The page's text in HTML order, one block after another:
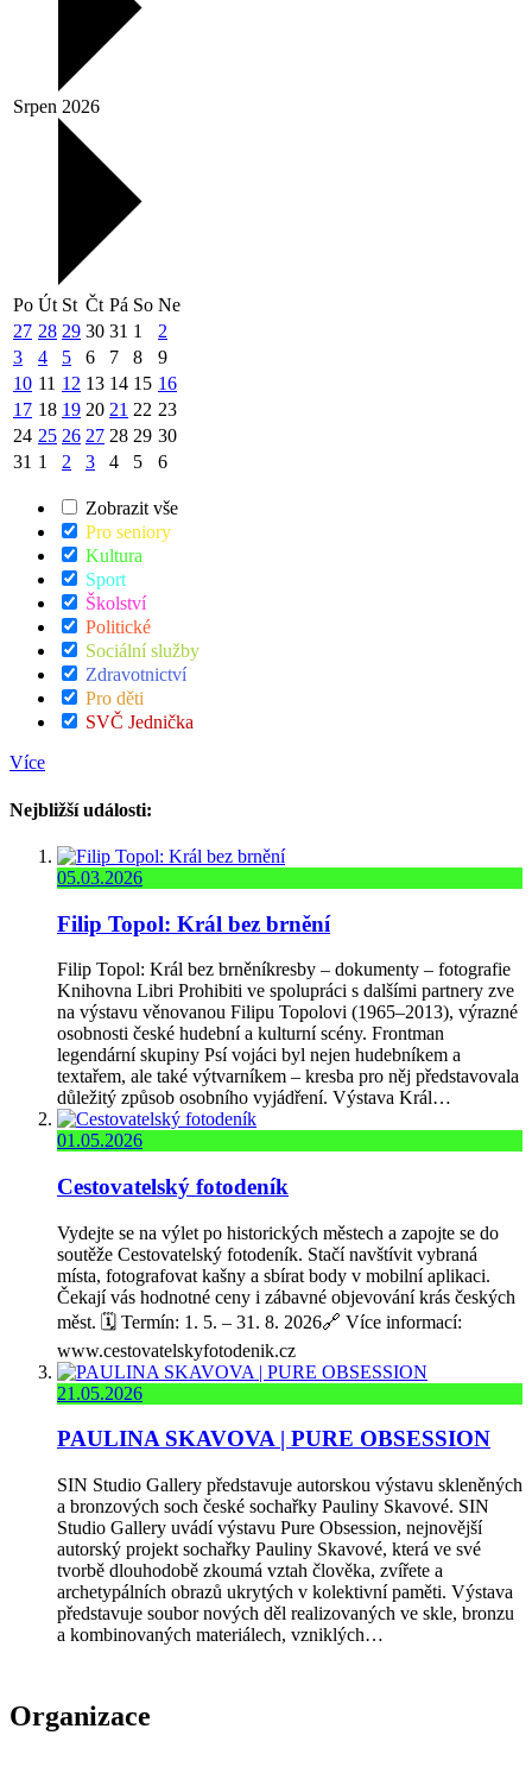
Srpen 2026
Po Út St Čt Pá So Ne
27 28 29 30 31 1
2
3
4 5 6 7 8
9
10 11 12 13 14 15 16
17 18 19 20 21 22 23
24 25 26 27 28 29 30
31 1 2 3 4 5 6
Zobrazit vše
Pro seniory
Kultura
Sport
Školství
Politické
Sociální služby
Zdravotnictví
Pro děti
SVČ Jednička
Více
Nejbližší události:
05.03.2026
Filip Topol: Král bez brnění
Filip Topol: Král bez brněníkresby – dokumenty – fotografie
Knihovna Libri Prohibiti ve spolupráci s dalšími partnery zve
na výstavu věnovanou Filipu Topolovi (1965–2013), výrazné
osobnosti české hudební a kulturní scény. Frontman
legendární skupiny Psí vojáci byl nejen hudebníkem a
textařem, ale také výtvarníkem – kresba pro něj představovala
důležitý způsob osobního vyjádření. Výstava Král…
01.05.2026
Cestovatelský fotodeník
Vydejte se na výlet po historických městech a zapojte se do
soutěže Cestovatelský fotodeník. Stačí navštívit vybraná
místa, fotografovat kašny a sbírat body v mobilní aplikaci.
Čekají vás hodnotné ceny i zábavné objevování krás českých
měst. 🗓️ Termín: 1. 5. – 31. 8. 2026🔗 Více informací:
www.cestovatelskyfotodenik.cz
21.05.2026
PAULINA SKAVOVA | PURE OBSESSION
SIN Studio Gallery představuje autorskou výstavu skleněných
a bronzových soch české sochařky Pauliny Skavové. SIN
Studio Gallery uvádí výstavu Pure Obsession, nejnovější
autorský projekt sochařky Pauliny Skavové, která ve své
tvorbě dlouhodobě zkoumá vztah člověka, zvířete a
archetypálních obrazů ukrytých v kolektivní paměti. Výstava
představuje soubor nových děl realizovaných ve skle, bronzu
a kombinovaných materiálech, vzniklých…
Organizace